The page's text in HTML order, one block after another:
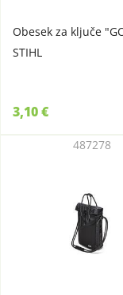
Obesek za ključe
STIHL
3,10 €
487278